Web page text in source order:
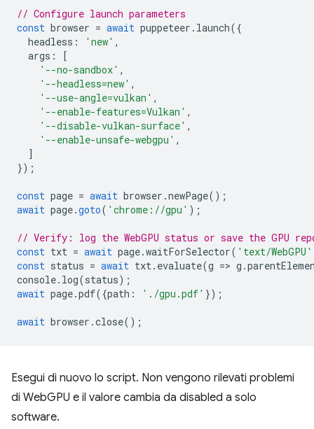
// Configure launch parameters
const browser = await puppeteer . launch({
headless : 'new' ,
args :
[
'--no-sandbox' ,
'--headless=new' ,
'--use-angle=vulkan' ,
'--enable-features=Vulkan' ,
'--disable-vulkan-surface' ,
'--enable-unsafe-webgpu' ,
]
});
const page = await browser .newPage();
await page.goto( 'chrome://gpu' );
// Verify: log the WebGPU status or save the GPU
const txt = await page.waitForSelector( 'text/WebGPU'
const status = await txt. evaluate(g => g .
console. log(status);
await page.pdf({path : './gpu.pdf' });
await browser .close();
Esegui di nuovo lo script. Non vengono rilevati problemi
di WebGPU e il valore cambia da disabled a solo
software.